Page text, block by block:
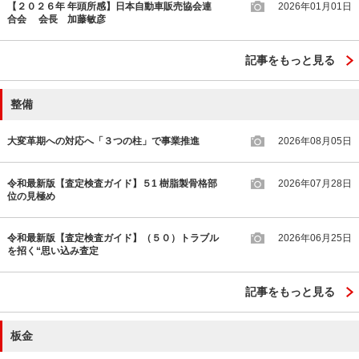
【２０２６年 年頭所感】日本自動車販売協会連
合会 会長 加藤敏彦
2026年01月01日
記事をもっと見る
整備
大変革期への対応へ「３つの柱」で事業推進 2026年08月05日
令和最新版【査定検査ガイド】５1 樹脂製骨格部
位の見極め
2026年07月28日
令和最新版【査定検査ガイド】（５０）トラブル
を招く“思い込み査定
2026年06月25日
記事をもっと見る
板金